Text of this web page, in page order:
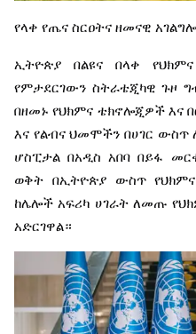
የላቀ የጤና ስርዐትና ዘመናዊ
ኢትዮጵያ በልዩና በላቀ የህክምና
የምታደርገውን ስትራቴጂካዊ ጉዞ
በዘመኑ የህክምና ቴክኖሎጂዎች እና
እና የልብና ህመሞችን በሀገር ውስጥ
ሆስፒታል በአዲስ አበባ በይፋ
ወቅት በኢትዮጵያ ውስጥ የህክምና
ከሌሎች አፍሪካ ሀገራት ለመጡ
አድርገዋል።